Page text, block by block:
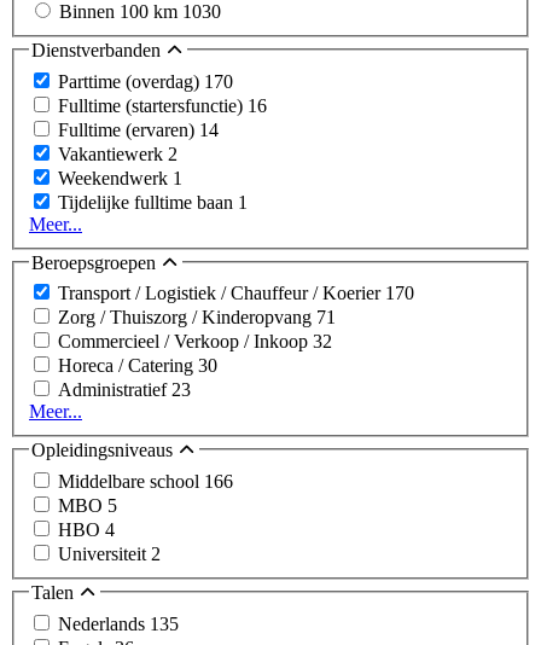
Binnen 100 km 1030
Dienstverbanden
Parttime (overdag) 170
Fulltime (startersfunctie) 16
Fulltime (ervaren) 14
Vakantiewerk 2
Weekendwerk 1
Tijdelijke fulltime baan 1
Meer...
Beroepsgroepen
Transport / Logistiek / Chauffeur / Koerier 170
Zorg / Thuiszorg / Kinderopvang 71
Commercieel / Verkoop / Inkoop 32
Horeca / Catering 30
Administratief23
Meer...
Opleidingsniveaus
Middelbare school 166
MBO 5
HBO 4
Universiteit 2
Talen
Nederlands 135